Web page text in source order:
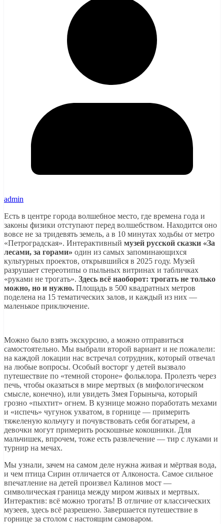
admin
Есть в центре города волшебное место, где времена года и
законы физики отступают перед волшебством. Находится оно
вовсе не за тридевять земель, а в 10 минутах ходьбы от метро
«Петроградская». Интерактивный музей русской сказки «За
лесами, за горами» один из самых запоминающихся
культурных проектов, открывшийся в 2025 году. Музей
разрушает стереотипы о пыльных витринах и табличках
«руками не трогать». Здесь всё наоборот: трогать не только
можно, но и нужно. Площадь в 500 квадратных метров
поделена на 15 тематических залов, и каждый из них —
маленькое приключение.
Можно было взять экскурсию, а можно отправиться
самостоятельно. Мы выбрали второй вариант и не пожалели:
на каждой локации нас встречал сотрудник, который отвечал
на любые вопросы. Особый восторг у детей вызвало
путешествие по «темной стороне» фольклора. Пролезть через
печь, чтобы оказаться в мире мертвых (в мифологическом
смысле, конечно), или увидеть Змея Горыныча, который
грозно «пыхтит» огнем. В кузнице можно поработать мехами
и «испечь» чугунок ухватом, в горнице — примерить
тяжеленую кольчугу и почувствовать себя богатырем, а
девочки могут примерить роскошные кокошники. Для
мальчишек, впрочем, тоже есть развлечение — тир с луками и
турнир на мечах.
Мы узнали, зачем на самом деле нужна живая и мёртвая вода,
и чем птица Сирин отличается от Алконоста. Самое сильное
впечатление на детей произвел Калинов мост —
символическая граница между миром живых и мертвых.
Интерактив: всё можно трогать! В отличие от классических
музеев, здесь всё разрешено. Завершается путешествие в
горнице за столом с настоящим самоваром.